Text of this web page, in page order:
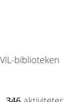
biblioteken